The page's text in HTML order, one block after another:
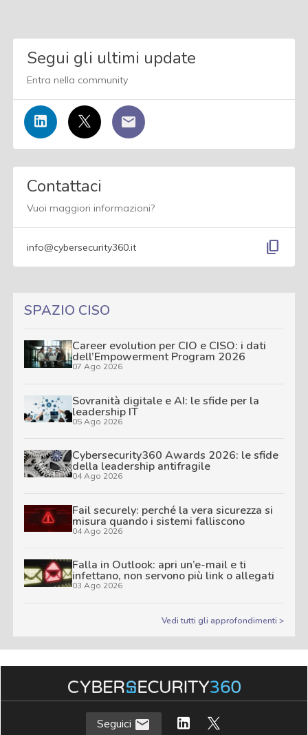
Segui gli ultimi update
Entra nella community
Contattaci
Vuoi maggiori informazioni?
info@cybersecurity360.it content_copy
SPAZIO CISO
Career evolution per CIO e CISO: i dati
dell’Empowerment Program 2026
07 Ago 2026
Sovranità digitale e AI: le sfide per la
leadership IT
05 Ago 2026
Cybersecurity360 Awards 2026: le sfide
della leadership antifragile
04 Ago 2026
Fail securely: perché la vera sicurezza si
misura quando i sistemi falliscono
04 Ago 2026
Falla in Outlook: apri un’e-mail e ti
infettano, non servono più link o allegati
03 Ago 2026
Vedi tutti gli approfondimenti >
Seguici